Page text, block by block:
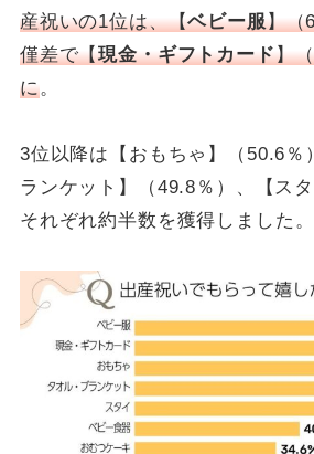
産祝いの1位は、【ベビー服】（
僅差で【現金・ギフトカード】
に。
3位以降は【おもちゃ】（50.6％
ランケット】（49.8％）、【ス
それぞれ約半数を獲得しました。